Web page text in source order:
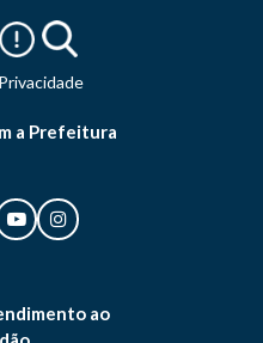
a Prefeitura
ao